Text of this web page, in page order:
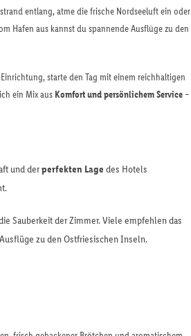
entlang, atme die frische Nordseeluft ein oder
Hafen aus kannst du spannende Ausflüge zu den
starte den Tag mit einem reichhaltigen
ein Mix aus Komfort und persönlichem Service –
und derperfekten Lage des Hotels
Sauberkeit der Zimmer. Viele empfehlen das
zu den Ostfriesischen Inseln.